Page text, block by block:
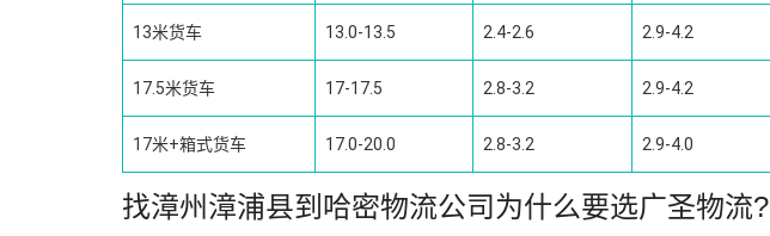
13米货车 13.0-13.5 2.4-2.6 2.9-4.2
17.5米货车 17-17.5 2.8-3.2 2.9-4.2
17米+箱式货车 17.0-20.0 2.8-3.2 2.9-4.0
找漳州漳浦县到哈密物流公司为什么要选广圣物流?